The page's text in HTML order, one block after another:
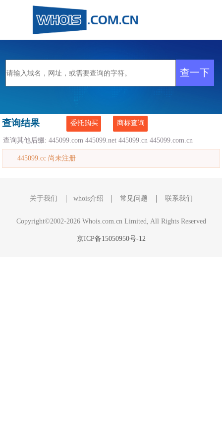
查询结果 委托购买 商标查询
查询其他后缀:445099.com 445099.net 445099.cn 445099.com.cn
445099.cc 尚未注册
关于我们 whois介绍 常见问题 联系我们
Copyright©2002-2026 Whois.com.cn Limited, All Rights Reserved
京ICP备15050950号-12